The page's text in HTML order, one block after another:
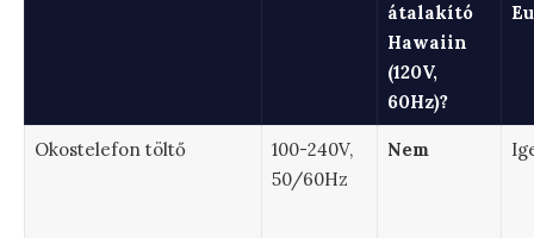
átalakító
Hawaiin
(120V,
60Hz)?
Okostelefon töltő
100-240V,
50/60Hz
Nem